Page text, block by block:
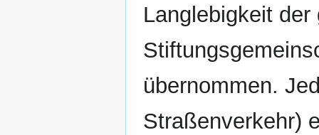
Langlebigkeit
übernommen.
Straßenverkehr)